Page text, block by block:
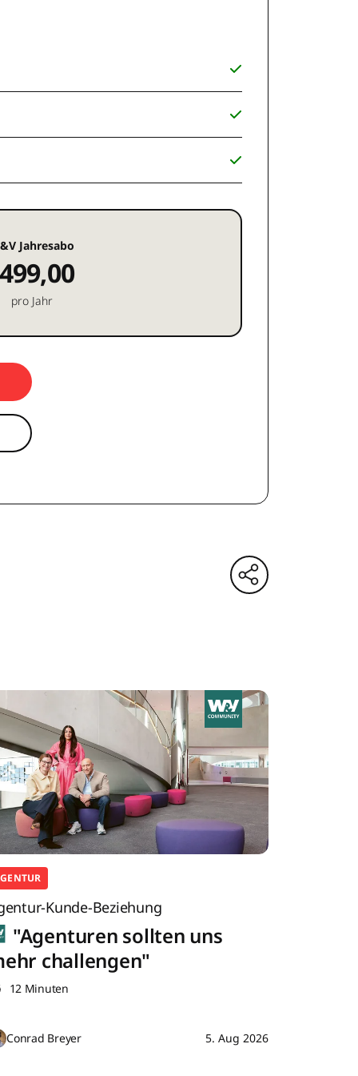
Jahresabo
499,00
pro Jahr
Kunde-Beziehung
"Agenturen sollten uns
challengen"
12 Minuten
Conrad Breyer 5. Aug 2026